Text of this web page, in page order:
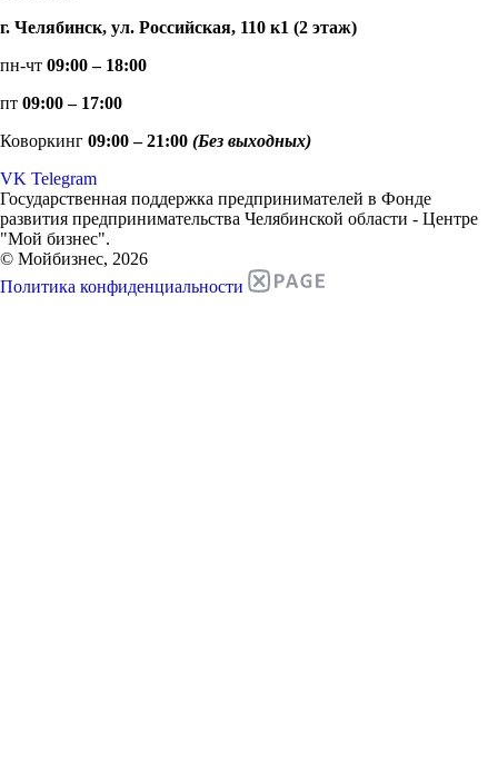
г. Челябинск, ул. Российская, 110 к1 (2 этаж)
пн-чт 09:00 – 18:00
пт 09:00 – 17:00
Коворкинг 09:00 – 21:00 (Без выходных)
VK Telegram
Государственная поддержка предпринимателей в Фонде
развития предпринимательства Челябинской области - Центре
"Мой бизнес".
© Мойбизнес, 2026
Политика конфиденциальности